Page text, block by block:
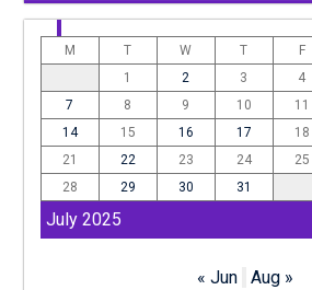
July 2025
M T W T F
1
2 3 4
7
8 9 10 11
14
15 16 17 18
21
22 23 24 25
28
29 30 31
« Jun Aug »